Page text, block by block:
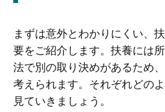
まずは意外とわかりにくい、
要をご紹介します。扶養には
法で別の取り決めがあるため
考えられます。それぞれどのよ
見ていきましょう。